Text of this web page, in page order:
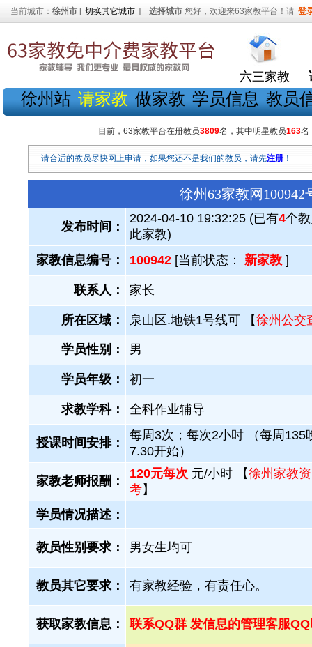
当前城市： 徐州市 [ 切换其它城市 ] 选择城市 您好，欢迎来63家教平台！请 登
六三家教
徐州站 请家教 做家教 学员信息 教员
目前，63家教平台在册教员3809名，其中明星教员163名
请合适的教员尽快网上申请，如果您还不是我们的教员，请先注册 ！
徐州63家教网
发布时间：
2024-04-10 19:32:25 (已有4个
此家教)
家教信息编号：
100942 [当前状态： 新家教 ]
联系人： 家长
所在区域： 泉山区.地铁1号线可 【徐州公交
学员性别： 男
学员年级： 初一
求教学科： 全科作业辅导
授课时间安排：
每周3次；每次2小时 （每周135
7.30开始）
家教老师报酬：
120元每次 元/小时 【徐州家教
考】
学员情况描述：
教员性别要求： 男女生均可
教员其它要求： 有家教经验，有责任心。
获取家教信息： 联系QQ群 发信息的管理客服